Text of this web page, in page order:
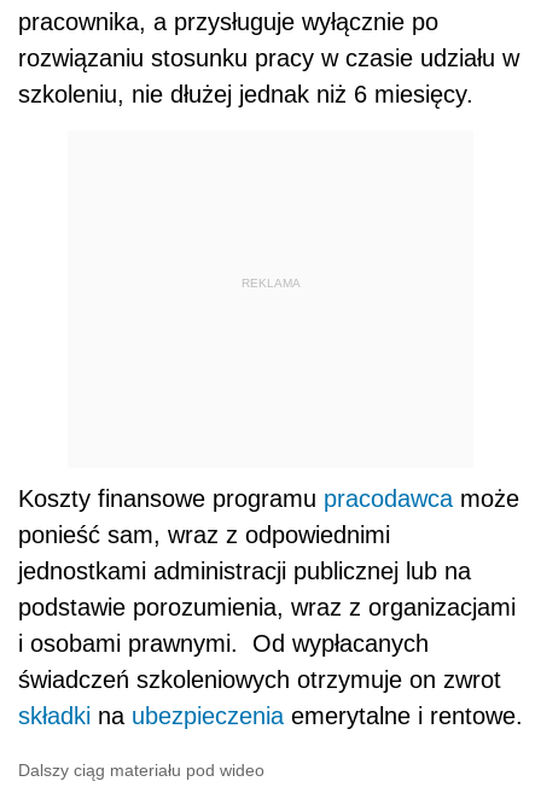
pracownika, a przysługuje wyłącznie po
rozwiązaniu stosunku pracy w czasie udziału w
szkoleniu, nie dłużej jednak niż 6 miesięcy.
REKLAMA
Koszty finansowe programu pracodawca może
ponieść sam, wraz z odpowiednimi
jednostkami administracji publicznej lub na
podstawie porozumienia, wraz z organizacjami
i osobami prawnymi. Od wypłacanych
świadczeń szkoleniowych otrzymuje on zwrot
składki na ubezpieczenia emerytalne i rentowe.
Dalszy ciąg materiału pod wideo